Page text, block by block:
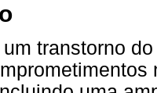
transtorno